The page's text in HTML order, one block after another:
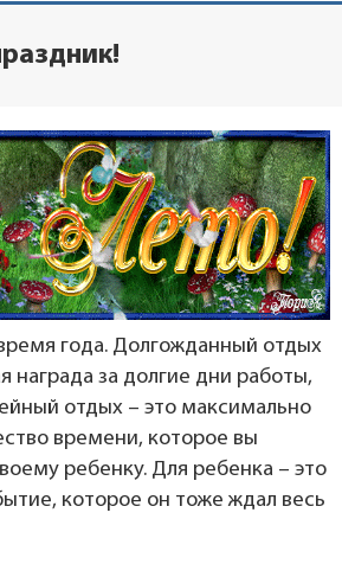
года. Долгожданный отдых
награда за долгие дни работы,
отдых – это максимально
времени, которое вы
ребенку. Для ребенка – это
которое он тоже ждал весь